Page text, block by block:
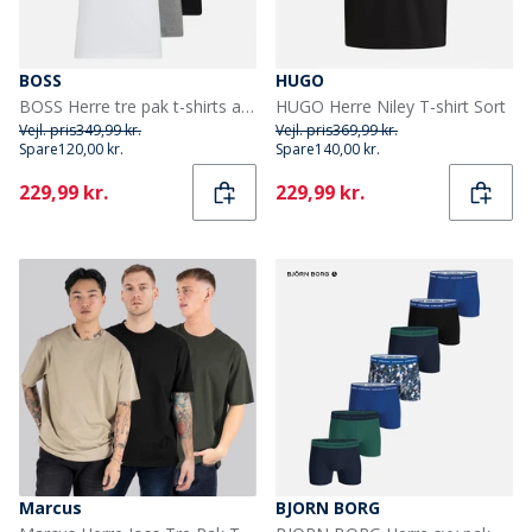
BOSS
BOSS Herre tre pak t-shirts assorted Assorted Pre-Pack
Vejl. pris349,99 kr.
Spare120,00 kr.
Current
229,99 kr.
HUGO
HUGO Herre Niley T-shirt Sort
Vejl. pris369,99 kr.
Spare140,00 kr.
Current
229,99 kr.
Marcus
BJORN BORG